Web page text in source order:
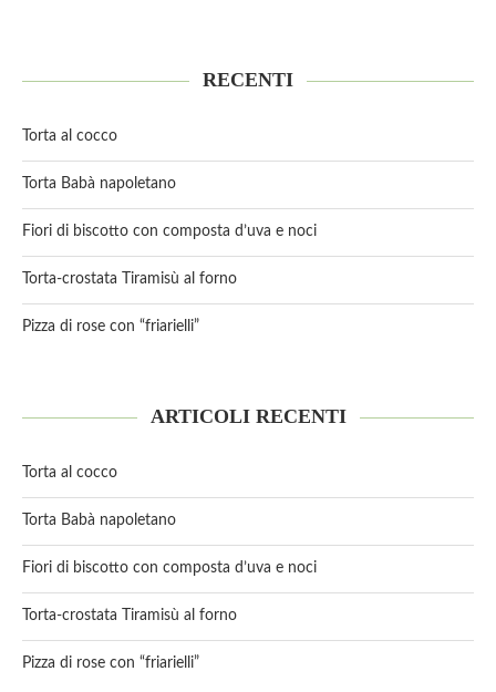
RECENTI
Torta al cocco
Torta Babà napoletano
Fiori di biscotto con composta d’uva e noci
Torta-crostata Tiramisù al forno
Pizza di rose con “friarielli”
ARTICOLI RECENTI
Torta al cocco
Torta Babà napoletano
Fiori di biscotto con composta d’uva e noci
Torta-crostata Tiramisù al forno
Pizza di rose con “friarielli”